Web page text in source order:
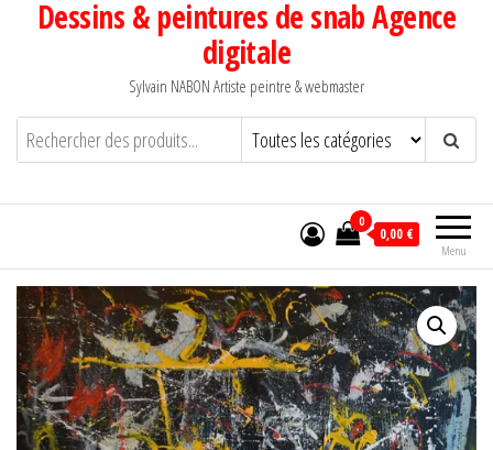
Dessins & peintures de snab Agence
digitale
Sylvain NABON Artiste peintre & webmaster
Menu
0
0,00 €